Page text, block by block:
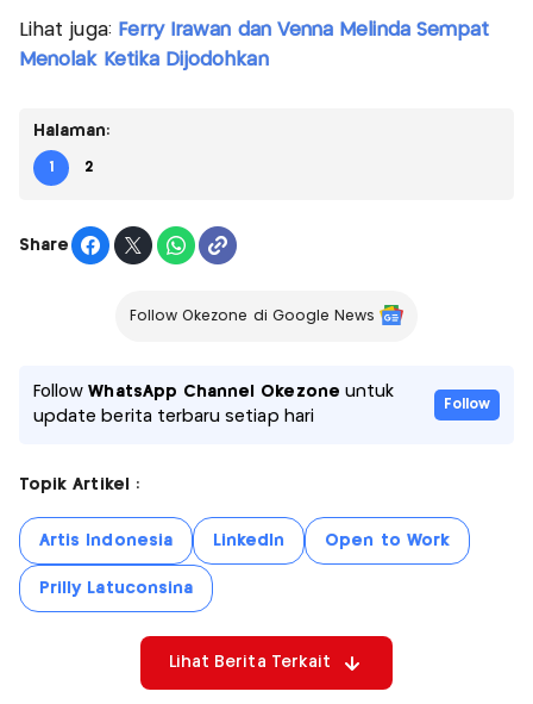
Lihat juga: Ferry Irawan dan Venna Melinda Sempat
Menolak Ketika Dijodohkan
Halaman:
1 2
Share
Follow Okezone di Google News
FollowWhatsApp Channel Okezone untuk
update berita terbaru setiap hari
Follow
Topik Artikel :
Artis Indonesia Linkedln Open to Work
Prilly Latuconsina
Lihat Berita Terkait